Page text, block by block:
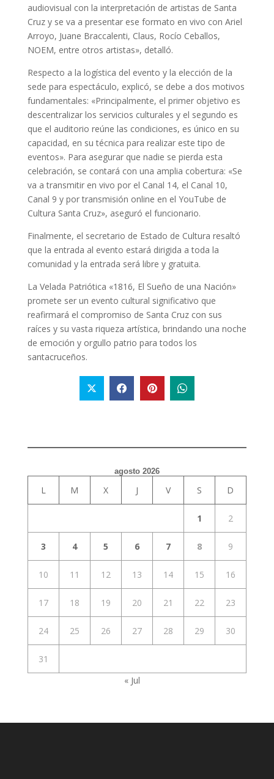
audiovisual con la interpretación de artistas de Santa
Cruz y se va a presentar ese formato en vivo con Ariel
Arroyo, Juane Braccalenti, Claus, Rocío Ceballos,
NOEM, entre otros artistas», detalló.
Respecto a la logística del evento y la elección de la
sede para espectáculo, explicó, se debe a dos motivos
fundamentales: «Principalmente, el primer objetivo es
descentralizar los servicios culturales y el segundo es
que el auditorio reúne las condiciones, es único en su
capacidad, en su técnica para realizar este tipo de
eventos». Para asegurar que nadie se pierda esta
celebración, se contará con una amplia cobertura: «Se
va a transmitir en vivo por el Canal 14, el Canal 10,
Canal 9 y por transmisión online en el YouTube de
Cultura Santa Cruz», aseguró el funcionario.
Finalmente, el secretario de Estado de Cultura resaltó
que la entrada al evento estará dirigida a toda la
comunidad y la entrada será libre y gratuita.
La Velada Patriótica «1816, El Sueño de una Nación»
promete ser un evento cultural significativo que
reafirmará el compromiso de Santa Cruz con sus
raíces y su vasta riqueza artística, brindando una noche
de emoción y orgullo patrio para todos los
santacruceños.
agosto 2026
L M X J V S D
1 2
3 4 5 6 7 8 9
10 11 12 13 14 15 16
17 18 19 20 21 22 23
24 25 26 27 28 29 30
31
« Jul